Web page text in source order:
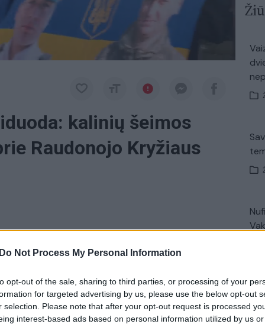
Do Not Process My Personal Information
opt-out of the sale, sharing to third parties, or processing of your
for targeted advertising by us, please use the below opt-out
selection. Please note that after your opt-out request is processed
interest-based ads based on personal information utilized by us
kalinių šeimos
Raudonojo Kryžiaus
artimieji mitinge prie Tarptautinio
paleisti savo artimuosius. Minia susirinkusiųjų
nuotraukomis.
tik Lrytas.TV karas Ukrainoje